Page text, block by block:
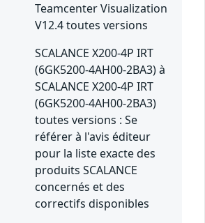
Teamcenter Visualization
V12.4 toutes versions
SCALANCE X200-4P IRT
(6GK5200-4AH00-2BA3) à
SCALANCE X200-4P IRT
(6GK5200-4AH00-2BA3)
toutes versions : Se
référer à l'avis éditeur
pour la liste exacte des
produits SCALANCE
concernés et des
correctifs disponibles